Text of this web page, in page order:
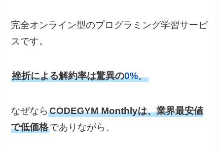
完全オンライン型のプログラミング学習サービ
スです。
挫折による解約率は驚異の0%。
なぜならCODEGYM Monthlyは、業界最安値
で低価格でありながら、